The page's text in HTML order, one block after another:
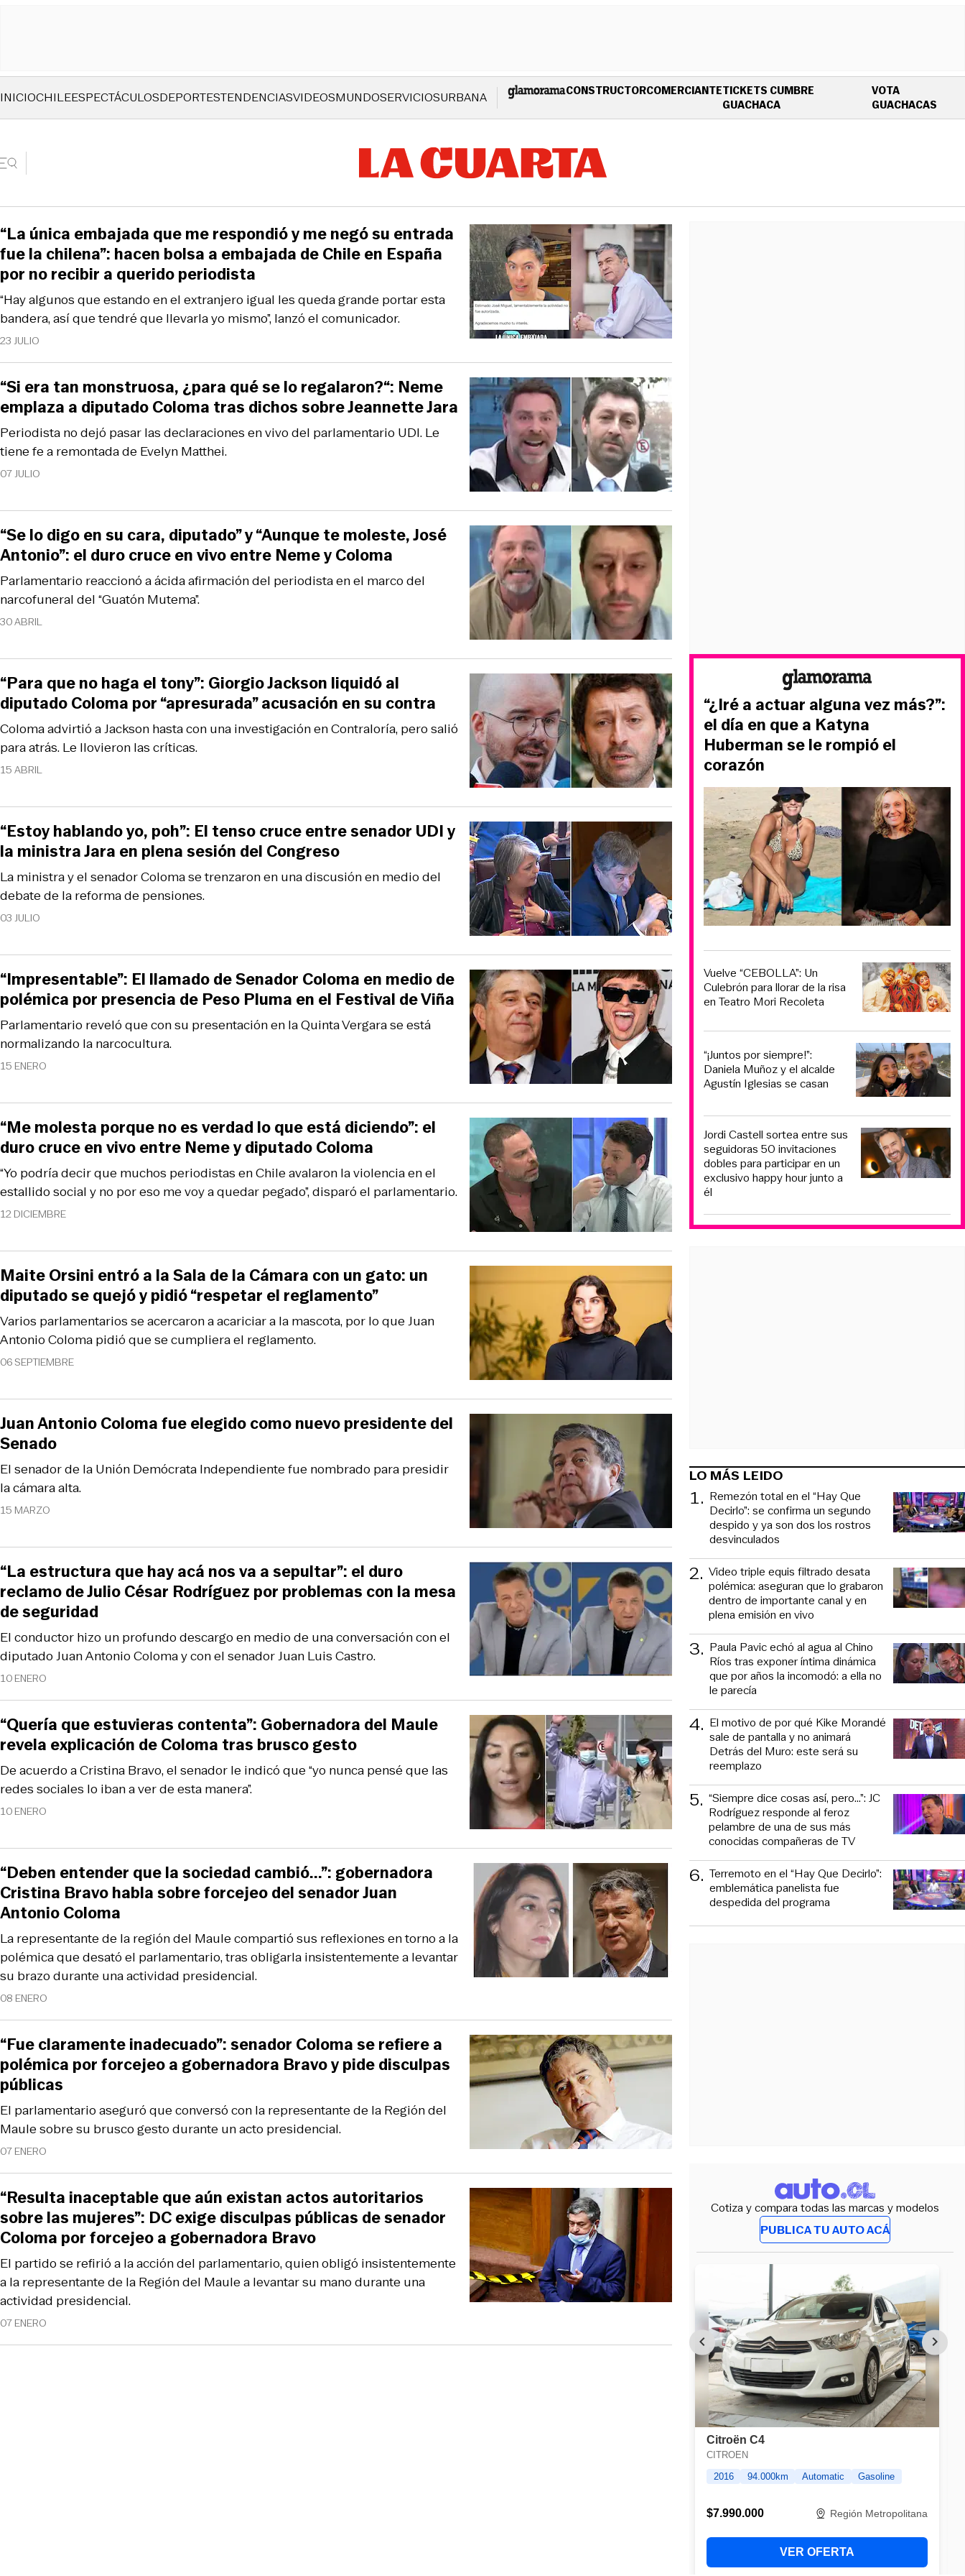
INICIOCHILEESPECTÁCULOSDEPORTESTENDENCIASVIDEOSMUNDOSERVICIOSURBANA CONSTRUCTORCOMERCIANTETICKETS CUMBRE
GUACHACAOPENS IN NEW WINDOW
VOTA
GUACHACAS
23 JULIO
“Hay algunos que estando en el extranjero igual les queda grande portar esta
bandera, así que tendré que llevarla yo mismo”, lanzó el comunicador.
“La única embajada que me respondió y me negó su entrada
fue la chilena”: hacen bolsa a embajada de Chile en España
por no recibir a querido periodista
07 JULIO
Periodista no dejó pasar las declaraciones en vivo del parlamentario UDI. Le
tiene fe a remontada de Evelyn Matthei.
“Si era tan monstruosa, ¿para qué se lo regalaron?“: Neme
emplaza a diputado Coloma tras dichos sobre Jeannette Jara
30 ABRIL
Parlamentario reaccionó a ácida afirmación del periodista en el marco del
narcofuneral del “Guatón Mutema”.
“Se lo digo en su cara, diputado” y “Aunque te moleste, José
Antonio”: el duro cruce en vivo entre Neme y Coloma
15 ABRIL
Coloma advirtió a Jackson hasta con una investigación en Contraloría, pero salió
para atrás. Le llovieron las críticas.
“Para que no haga el tony”: Giorgio Jackson liquidó al
diputado Coloma por “apresurada” acusación en su contra
03 JULIO
La ministra y el senador Coloma se trenzaron en una discusión en medio del
debate de la reforma de pensiones.
“Estoy hablando yo, poh”: El tenso cruce entre senador UDI y
la ministra Jara en plena sesión del Congreso
15 ENERO
Parlamentario reveló que con su presentación en la Quinta Vergara se está
normalizando la narcocultura.
“Impresentable”: El llamado de Senador Coloma en medio de
polémica por presencia de Peso Pluma en el Festival de Viña
12 DICIEMBRE
“Yo podría decir que muchos periodistas en Chile avalaron la violencia en el
estallido social y no por eso me voy a quedar pegado”, disparó el parlamentario.
“Me molesta porque no es verdad lo que está diciendo”: el
duro cruce en vivo entre Neme y diputado Coloma
06 SEPTIEMBRE
Varios parlamentarios se acercaron a acariciar a la mascota, por lo que Juan
Antonio Coloma pidió que se cumpliera el reglamento.
Maite Orsini entró a la Sala de la Cámara con un gato: un
diputado se quejó y pidió “respetar el reglamento”
15 MARZO
El senador de la Unión Demócrata Independiente fue nombrado para presidir
la cámara alta.
Juan Antonio Coloma fue elegido como nuevo presidente del
Senado
10 ENERO
El conductor hizo un profundo descargo en medio de una conversación con el
diputado Juan Antonio Coloma y con el senador Juan Luis Castro.
“La estructura que hay acá nos va a sepultar”: el duro
reclamo de Julio César Rodríguez por problemas con la mesa
de seguridad
10 ENERO
De acuerdo a Cristina Bravo, el senador le indicó que “yo nunca pensé que las
redes sociales lo iban a ver de esta manera”.
“Quería que estuvieras contenta”: Gobernadora del Maule
revela explicación de Coloma tras brusco gesto
08 ENERO
La representante de la región del Maule compartió sus reflexiones en torno a la
polémica que desató el parlamentario, tras obligarla insistentemente a levantar
su brazo durante una actividad presidencial.
“Deben entender que la sociedad cambió...”: gobernadora
Cristina Bravo habla sobre forcejeo del senador Juan
Antonio Coloma
07 ENERO
El parlamentario aseguró que conversó con la representante de la Región del
Maule sobre su brusco gesto durante un acto presidencial.
“Fue claramente inadecuado”: senador Coloma se refiere a
polémica por forcejeo a gobernadora Bravo y pide disculpas
públicas
07 ENERO
El partido se refirió a la acción del parlamentario, quien obligó insistentemente
a la representante de la Región del Maule a levantar su mano durante una
actividad presidencial.
“Resulta inaceptable que aún existan actos autoritarios
sobre las mujeres”: DC exige disculpas públicas de senador
Coloma por forcejeo a gobernadora Bravo
“¿Iré a actuar alguna vez más?”:
el día en que a Katyna
Huberman se le rompió el
corazón
Vuelve “CEBOLLA”: Un
Culebrón para llorar de la risa
en Teatro Mori Recoleta
“¡Juntos por siempre!”:
Daniela Muñoz y el alcalde
Agustín Iglesias se casan
Jordi Castell sortea entre sus
seguidoras 50 invitaciones
dobles para participar en un
exclusivo happy hour junto a
él
LO MÁS LEIDO
1. Remezón total en el “Hay Que
Decirlo”: se confirma un segundo
despido y ya son dos los rostros
desvinculados
2. Video triple equis filtrado desata
polémica: aseguran que lo grabaron
dentro de importante canal y en
plena emisión en vivo
3. Paula Pavic echó al agua al Chino
Ríos tras exponer íntima dinámica
que por años la incomodó: a ella no
le parecía
4. El motivo de por qué Kike Morandé
sale de pantalla y no animará
Detrás del Muro: este será su
reemplazo
5. “Siempre dice cosas así, pero...”: JC
Rodríguez responde al feroz
pelambre de una de sus más
conocidas compañeras de TV
6. Terremoto en el “Hay Que Decirlo”:
emblemática panelista fue
despedida del programa
Cotiza y compara todas las marcas y modelos
PUBLICA TU AUTO ACÁ